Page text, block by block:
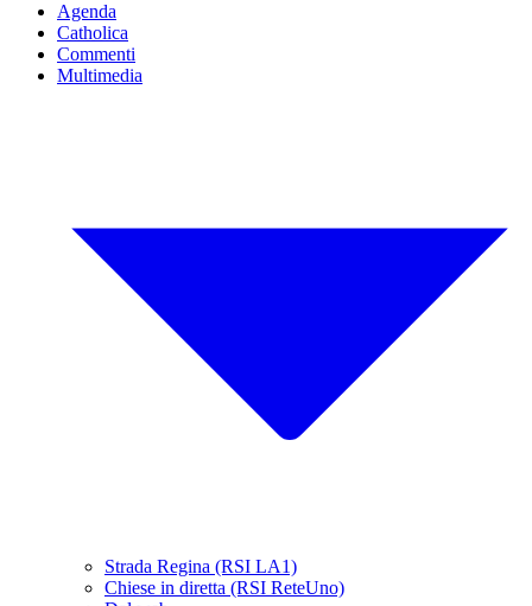
Agenda
Catholica
Commenti
Multimedia
Strada Regina (RSI LA1)
Chiese in diretta (RSI ReteUno)